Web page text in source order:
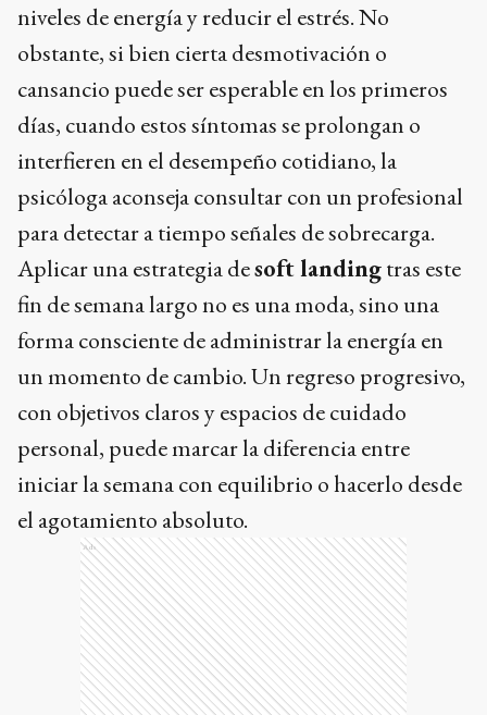
niveles de energía y reducir el estrés. No
obstante, si bien cierta desmotivación o
cansancio puede ser esperable en los primeros
días, cuando estos síntomas se prolongan o
interfieren en el desempeño cotidiano, la
psicóloga aconseja consultar con un profesional
para detectar a tiempo señales de sobrecarga.
Aplicar una estrategia desoft landingtras este
fin de semana largo no es una moda, sino una
forma consciente de administrar la energía en
un momento de cambio. Un regreso progresivo,
con objetivos claros y espacios de cuidado
personal, puede marcar la diferencia entre
iniciar la semana con equilibrio o hacerlo desde
el agotamiento absoluto.
Ads